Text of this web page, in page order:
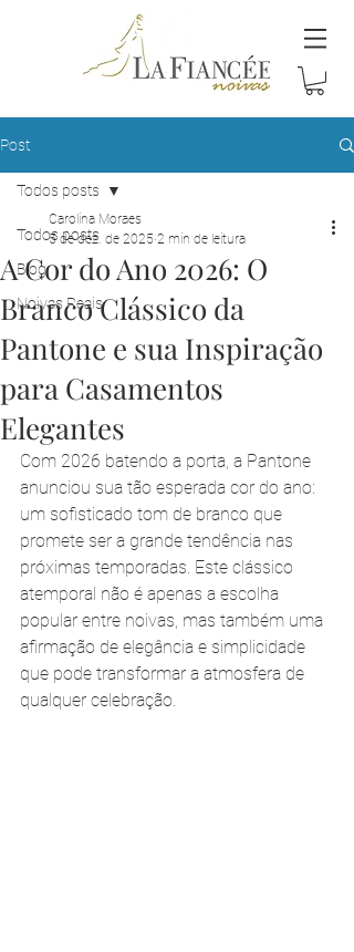
Post
Todos posts
Blog
Noivas Reais
Todos posts
A Cor do Ano 2026: O
Branco Clássico da
Pantone e sua Inspiração
para Casamentos
Elegantes
Carolina Moraes
5 de dez. de 2025 2 min de leitura
Com 2026 batendo a porta, a Pantone
anunciou sua tão esperada cor do ano:
um sofisticado tom de branco que
promete ser a grande tendência nas
próximas temporadas. Este clássico
atemporal não é apenas a escolha
popular entre noivas, mas também uma
afirmação de elegância e simplicidade
que pode transformar a atmosfera de
qualquer celebração.